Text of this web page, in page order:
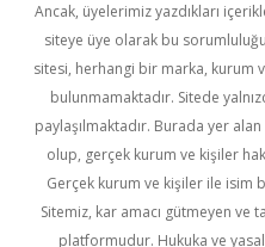
Ancak, üyelerimiz yazdıkları
siteye üye olarak bu
sitesi, herhangi bir marka, kurum
bulunmamaktadır. Sitede
paylaşılmaktadır. Burada yer
olup, gerçek kurum ve kişiler
Gerçek kurum ve kişiler ile
Sitemiz, kar amacı gütmeyen ve
platformudur. Hukuka ve